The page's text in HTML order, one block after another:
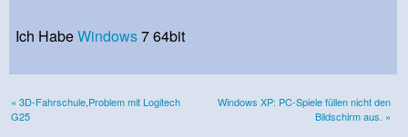
Ich HabeWindows7 64bit
« 3D-Fahrschule,Problem mit Logitech
G25
Windows XP: PC-Spiele füllen nicht den
Bildschirm aus. »